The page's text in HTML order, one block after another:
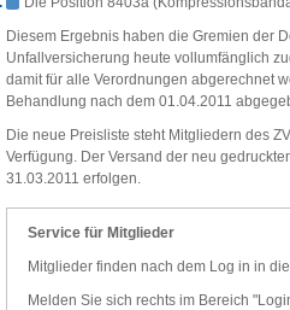
Diesem Ergebnis haben die Gremien der
Unfallversicherung heute vollumfänglich
damit für alle Verordnungen abgerechnet
Behandlung nach dem 01.04.2011
Die neue Preisliste steht Mitgliedern des
Verfügung. Der Versand der neu
31.03.2011 erfolgen.
Service für Mitglieder
Mitglieder finden nach dem Log in in
Melden Sie sich rechts im Bereich